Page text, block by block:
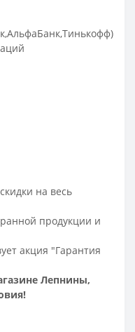
на весь
продукции и
акция "Гарантия
Лепнины,